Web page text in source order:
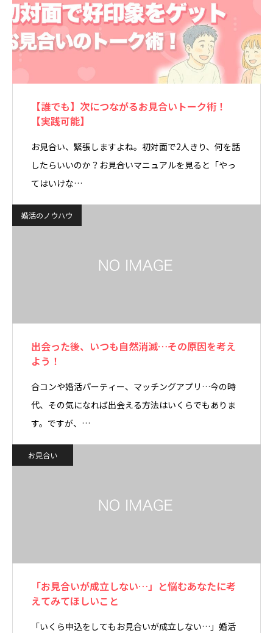
【誰でも】次につながるお見合いトーク術！
【実践可能】
お見合い、緊張しますよね。初対面で2人きり、何を話
したらいいのか？お見合いマニュアルを見ると「やっ
てはいけな…
婚活のノウハウ
出会った後、いつも自然消滅…その原因を考え
よう！
合コンや婚活パーティー、マッチングアプリ…今の時
代、その気になれば出会える方法はいくらでもありま
す。ですが、…
お見合い
「お見合いが成立しない…」と悩むあなたに考
えてみてほしいこと
「いくら申込をしてもお見合いが成立しない…」婚活